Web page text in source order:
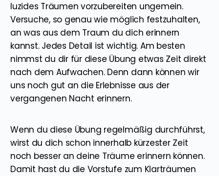
luzides Träumen vorzubereiten ungemein.
Versuche, so genau wie möglich festzuhalten,
an was aus dem Traum du dich erinnern
kannst. Jedes Detail ist wichtig. Am besten
nimmst du dir für diese Übung etwas Zeit direkt
nach dem Aufwachen. Denn dann können wir
uns noch gut an die Erlebnisse aus der
vergangenen Nacht erinnern.
Wenn du diese Übung regelmäßig durchführst,
wirst du dich schon innerhalb kürzester Zeit
noch besser an deine Träume erinnern können.
Damit hast du die Vorstufe zum Klarträumen